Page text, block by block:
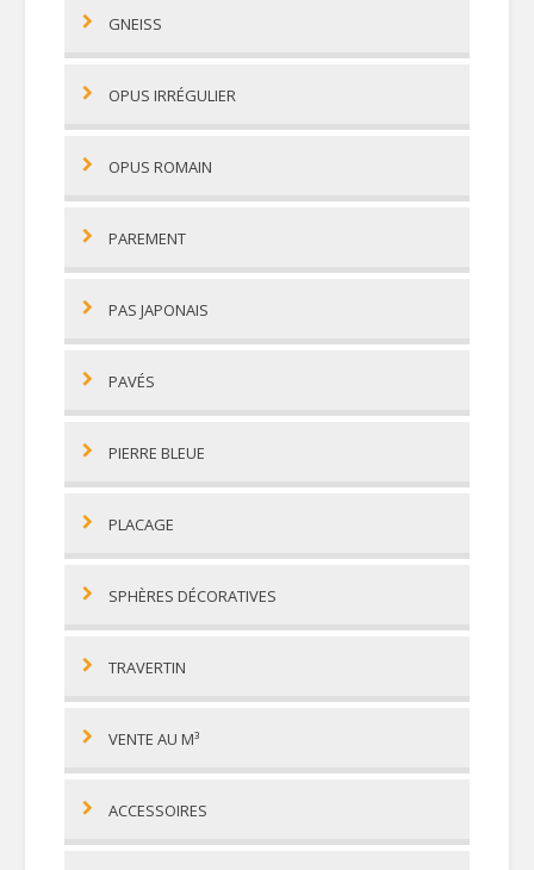
GNEISS
OPUS IRRÉGULIER
OPUS ROMAIN
PAREMENT
PAS JAPONAIS
PAVÉS
PIERRE BLEUE
PLACAGE
SPHÈRES DÉCORATIVES
TRAVERTIN
VENTE AU M³
ACCESSOIRES